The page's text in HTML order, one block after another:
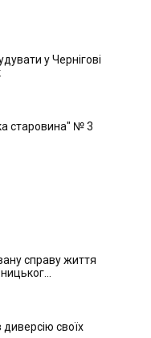
у Чернігові
старовина" № 3
справу життя
своїх